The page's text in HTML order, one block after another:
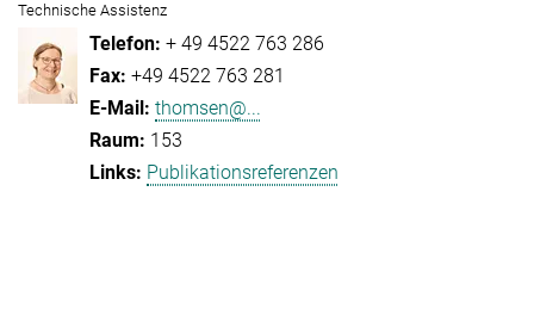
Technische Assistenz
+ 49 4522 763 286
+49 4522 763 281
thomsen@...
153
Publikationsreferenzen